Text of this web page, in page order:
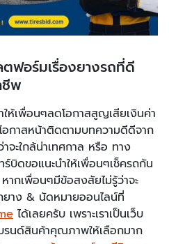
ฟอร์มเรื่องยางรถที่ดี
ชีพ
ห้เพื่อนๆลดโอกาสสูญเสียเงินค่า
อกาสหน้าติดตามบทความดีดีจาก
จะใกล้น่าเทศกาล หรือ ทาง
ร์บิดขอแนะนำให้เพื่อนๆเช็ครถกัน
กเพื่อนๆมีข้อสงสัยไม่รู้ว่าจะ
ยาง & นัดหมายออนไลน์ที่
ได้เลยครับ เพราะเราเป็นเว็บ
นด์สินค้าคุณภาพให้เลือกมาก